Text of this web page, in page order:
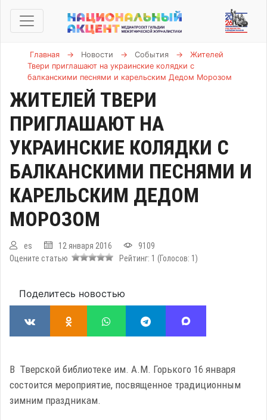
Главная → Новости → События →
Жителей
Твери приглашают на украинские колядки с
балканскими песнями и карельским Дедом Морозом
ЖИТЕЛЕЙ ТВЕРИ
ПРИГЛАШАЮТ НА
УКРАИНСКИЕ КОЛЯДКИ С
БАЛКАНСКИМИ ПЕСНЯМИ И
КАРЕЛЬСКИМ ДЕДОМ
МОРОЗОМ
es 12 января 2016
9109
Оцените статью
Рейтинг: 1 (Голосов: 1 )
Поделитесь новостью
В Тверской библиотеке им. А.М. Горького 16 января
состоится мероприятие, посвященное традиционным
зимним праздникам.